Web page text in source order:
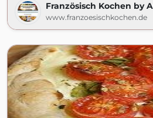
Französisch Kochen by
www.franzoesischkochen.de